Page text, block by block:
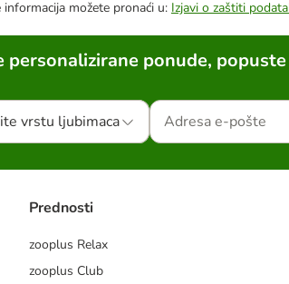
možete pronaći u: Izjavi o zaštiti
personalizirane ponude,
vrstu ljubimaca
Prednosti
zooplus Relax
zooplus Club